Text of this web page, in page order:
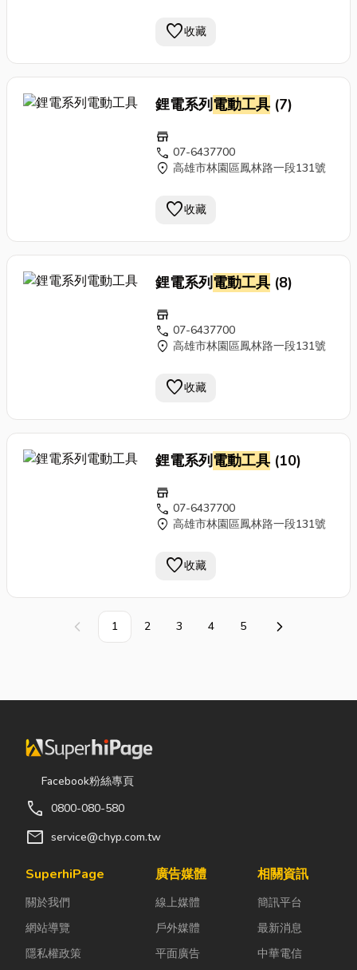
favorite收藏
鋰電系列電動工具(7)
store
call 07-6437700
location_on 高雄市林園區鳳林路一段131號
favorite收藏
鋰電系列電動工具(8)
store
call 07-6437700
location_on 高雄市林園區鳳林路一段131號
favorite收藏
鋰電系列電動工具(10)
store
call 07-6437700
location_on 高雄市林園區鳳林路一段131號
favorite收藏
上一頁 1 2 3 4 5 下一頁
Facebook粉絲專頁
call 0800-080-580
mail service@chyp.com.tw
SuperhiPage
關於我們
網站導覽
隱私權政策
廣告媒體
線上媒體
戶外媒體
平面廣告
相關資訊
簡訊平台
最新消息
中華電信